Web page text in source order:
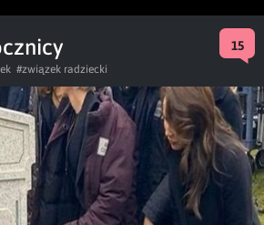
15
#związek radziecki